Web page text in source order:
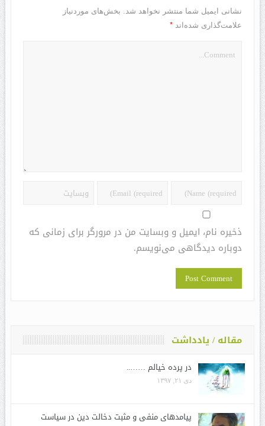
نشانی ایمیل شما منتشر نخواهد شد. بخش‌های موردنیاز
علامت‌گذاری شده‌اند *
ذخیره نام، ایمیل و وبسایت من در مرورگر برای زمانی که
دوباره دیدگاهی می‌نویسم.
مقاله / یادداشت
در پرده خیالم ……..
دی ۲۱, ۱۳۹۷
پیامدهای منفی و مثبت دخالت دین در سیاست